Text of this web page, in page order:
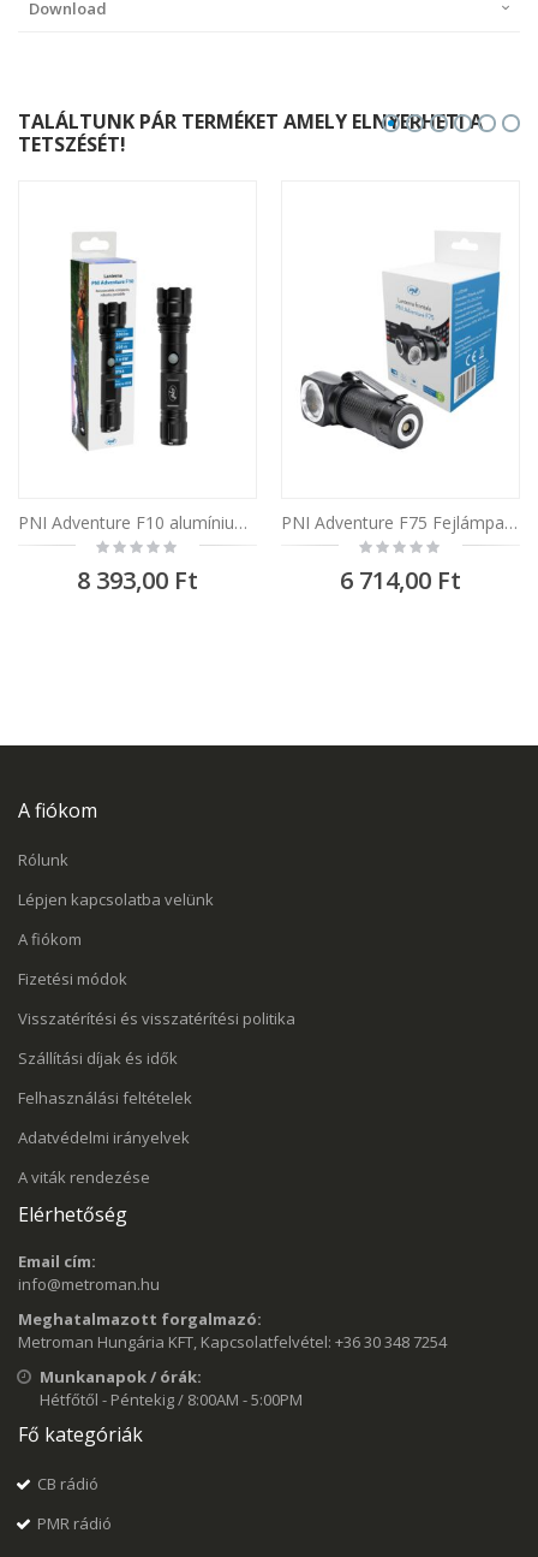
Download
TALÁLTUNK PÁR TERMÉKET AMELY ELNYERHETI A
TETSZÉSÉT!
PNI Adventure F10 alumínium zseblámpa , 500lm - 200m fókuszos LED-el , akkumulátorral és a mikro-USB-porttal
Rating:
0%
8 393,00 Ft
PNI Adventure F75 Fejlámpa LED 6W 600 lm f
Rating:
0%
6 714,00 Ft
A fiókom
Rólunk
Lépjen kapcsolatba velünk
A fiókom
Fizetési módok
Visszatérítési és visszatérítési politika
Szállítási díjak és idők
Felhasználási feltételek
Adatvédelmi irányelvek
A viták rendezése
Elérhetőség
Email cím:
info@metroman.hu
Meghatalmazott forgalmazó:
Metroman Hungária KFT, Kapcsolatfelvétel: +36 30 348 7254
Munkanapok / órák:
Hétfőtől - Péntekig / 8:00AM - 5:00PM
Fő kategóriák
CB rádió
PMR rádió